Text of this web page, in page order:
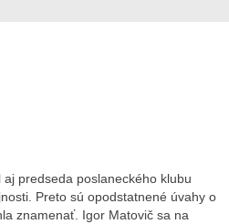
predseda poslaneckého klubu
Preto sú opodstatnené úvahy o
znamenať. Igor Matovič sa na